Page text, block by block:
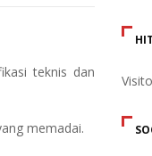
teknis dan
memadai.